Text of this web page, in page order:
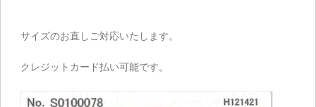
サイズのお直しご対応いたします。
クレジットカード払い可能です。